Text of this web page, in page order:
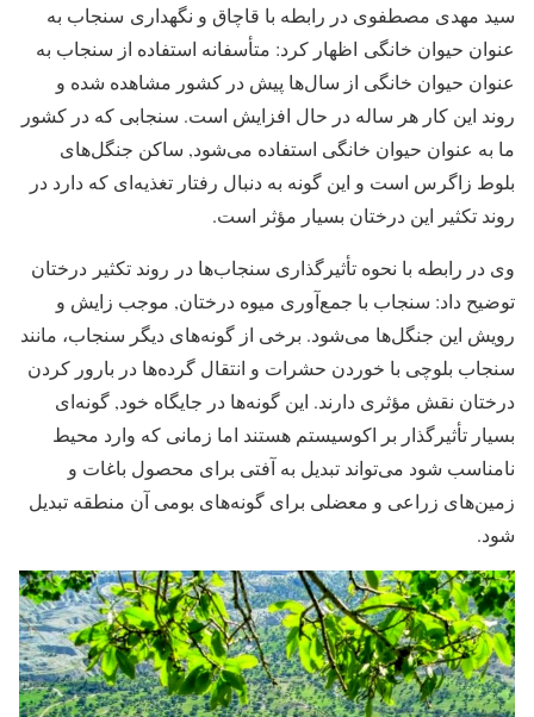
سید مهدی مصطفوی در رابطه با قاچاق و نگهداری سنجاب به
عنوان حیوان خانگی اظهار کرد: متأسفانه استفاده از سنجاب به
عنوان حیوان خانگی از سال‌ها پیش در کشور مشاهده شده و
روند این کار هر ساله در حال افزایش است. سنجابی که در کشور
ما به عنوان حیوان خانگی استفاده می‌شود, ساکن جنگل‌های
بلوط زاگرس است و این گونه به دنبال رفتار تغذیه‌ای که دارد در
روند تکثیر این درختان بسیار مؤثر است.
وی در رابطه با نحوه تأثیرگذاری سنجاب‌ها در روند تکثیر درختان
توضیح داد: سنجاب با جمع‌آوری میوه درختان, موجب زایش و
رویش این جنگل‌ها می‌شود. برخی از گونه‌های دیگر سنجاب، مانند
سنجاب بلوچی با خوردن حشرات و انتقال گرده‌ها در بارور کردن
درختان نقش مؤثری دارند. این گونه‌ها در جایگاه خود, گونه‌ای
بسیار تأثیرگذار بر اکوسیستم هستند اما زمانی که وارد محیط
نامناسب شود می‌تواند تبدیل به آفتی برای محصول باغات و
زمین‌های زراعی و معضلی برای گونه‌های بومی آن منطقه تبدیل
شود.